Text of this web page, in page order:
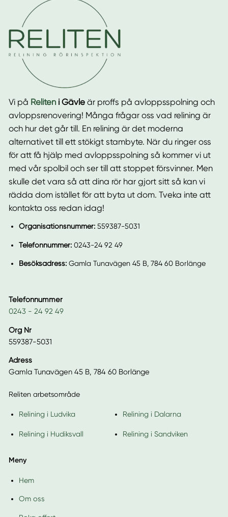
Vi på Reliteni Gävleär proffs på avloppsspolning och
avloppsrenovering! Många frågar oss vad relining är
och hur det går till. En relining är det moderna
alternativet till ett stökigt stambyte. När du ringer oss
för att få hjälp med avloppsspolning så kommer vi ut
med vår spolbil och ser till att stoppet försvinner. Men
skulle det vara så att dina rör har gjort sitt så kan vi
rädda dom istället för att byta ut dom. Tveka inte att
kontakta oss redan idag!
Organisationsnummer: 559387-5031
Telefonnummer: 0243-24 92 49
Besöksadress: Gamla Tunavägen 45 B, 784 60 Borlänge
Telefonnummer
0243 - 24 92 49
Org Nr
559387-5031
Adress
Gamla Tunavägen 45 B, 784 60 Borlänge
Reliten arbetsområde
Relining i Ludvika Relining i Dalarna
Relining i Hudiksvall Relining i Sandviken
Meny
Hem
Om oss